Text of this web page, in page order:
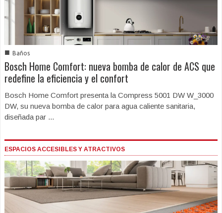
■ Baños
Bosch Home Comfort: nueva bomba de calor de ACS que
redefine la eficiencia y el confort
Bosch Home Comfort presenta la Compress 5001 DW W_3000
DW, su nueva bomba de calor para agua caliente sanitaria,
diseñada par ...
ESPACIOS ACCESIBLES Y ATRACTIVOS